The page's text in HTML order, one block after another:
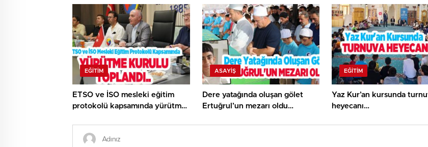
EĞITIM
ETSO ve İSO mesleki eğitim
protokolü kapsamında yürütme
ASAYİŞ
Dere yatağında oluşan gölet
Ertuğrul’un mezarı oldu…
EĞITIM
Yaz Kur’an kursunda
heyecanı…